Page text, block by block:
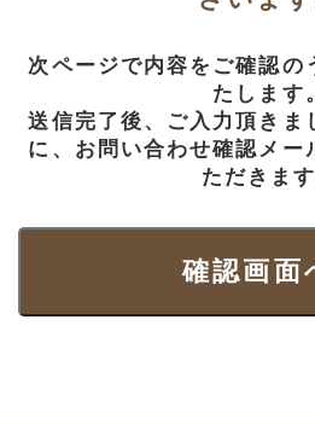
次ページで内容をご確認の
たします
送信完了後、ご入力頂きま
に、お問い合わせ確認メー
ただきます